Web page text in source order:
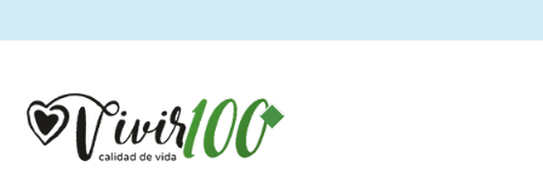
Back
To